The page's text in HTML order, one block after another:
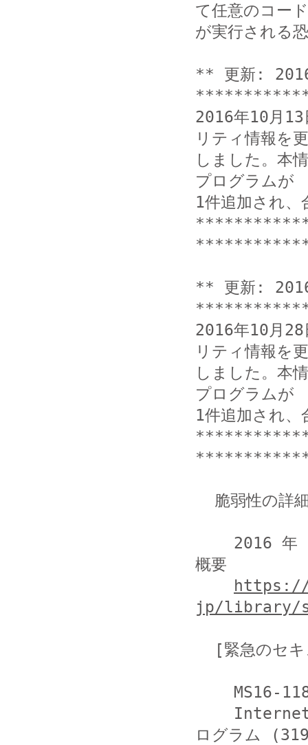
て任意のコード
が実行される
** 更新: 2016
2016年10月
リティ情報を
しました。本
プログラムが
1件追加され
** 更新: 2016
2016年10月
リティ情報を
しました。本
プログラムが
1件追加され
概要
https://
jp/library/
ログラム